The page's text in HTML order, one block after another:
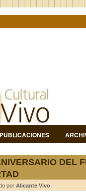
PUBLICACIONES
DEL
por Alicante Vivo